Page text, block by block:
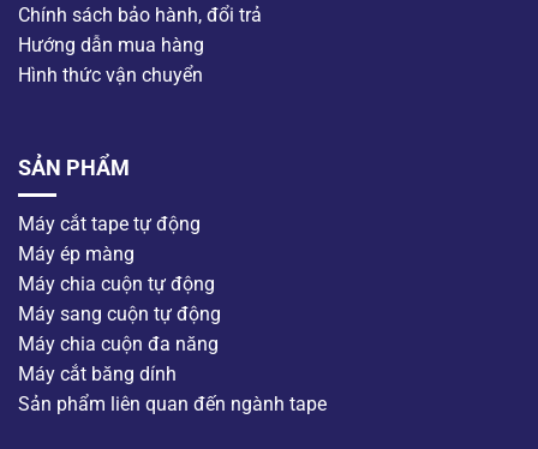
Chính sách bảo hành, đổi trả
Hướng dẫn mua hàng
Hình thức vận chuyển
SẢN PHẨM
Máy cắt tape tự động
Máy ép màng
Máy chia cuộn tự động
Máy sang cuộn tự động
Máy chia cuộn đa năng
Máy cắt băng dính
Sản phẩm liên quan đến ngành tape